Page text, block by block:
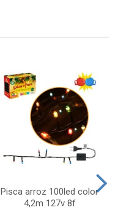
Pisca arroz 100led color
4,2m 127v 8f